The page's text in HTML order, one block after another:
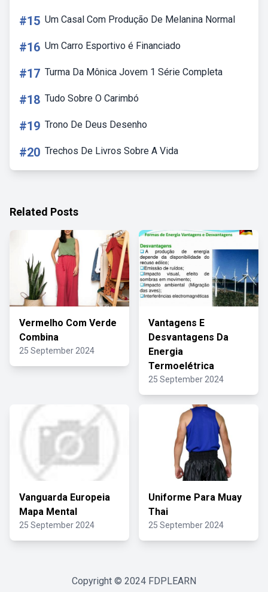
#15 Um Casal Com Produção De Melanina Normal
#16 Um Carro Esportivo é Financiado
#17 Turma Da Mônica Jovem 1 Série Completa
#18 Tudo Sobre O Carimbó
#19 Trono De Deus Desenho
#20 Trechos De Livros Sobre A Vida
Related Posts
Vermelho Com Verde
Combina
25 September 2024
Vantagens E
Desvantagens Da
Energia
Termoelétrica
25 September 2024
Vanguarda Europeia
Mapa Mental
25 September 2024
Uniforme Para Muay
Thai
25 September 2024
Copyright © 2024 FDPLEARN